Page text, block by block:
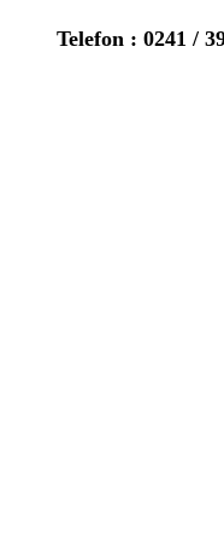
Telefon : 0241 /